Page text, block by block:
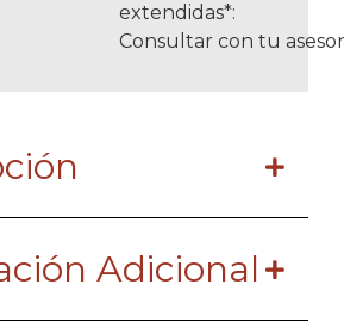
extendidas*:
Consultar con tu
Adicional